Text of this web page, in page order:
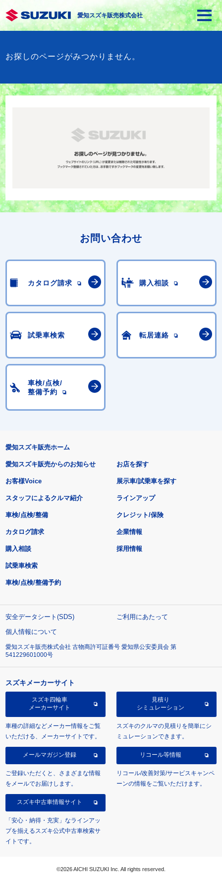
愛知スズキ販売株式会社
お探しのページがみつかりません。
お問い合わせ
カタログ請求 購入相談
試乗車検索 転居連絡
車検/点検/
整備予約
愛知スズキ販売ホーム
愛知スズキ販売からのお知らせ
お客様Voice
スタッフによるクルマ紹介
お店を探す
展示車/試乗車を探す
ラインアップ
車検/点検/整備 クレジット/保険
カタログ請求
購入相談
試乗車検索
車検/点検/整備予約
企業情報
採用情報
安全データシート(SDS)
ご利用にあたって
個人情報について
愛知スズキ販売株式会社 古物商許可証番号 愛知県公安委員会 第
541229601000号
スズキメーカーサイト
スズキ四輪車
メーカーサイト
車種の詳細などメーカー情報をご覧
いただける、メーカーサイトです。
見積り
シミュレーション
スズキのクルマの見積りを簡単にシ
ミュレーションできます。
メールマガジン登録
ご登録いただくと、さまざまな情報
をメールでお届けします。
リコール等情報
リコール/改善対策/サービスキャンペ
ーンの情報をご覧いただけます。
スズキ中古車情報サイト
「安心・納得・充実」なラインアッ
プを揃えるスズキ公式中古車検索サ
イトです。
©2026 AICHI SUZUKI Inc. All rights reserved.